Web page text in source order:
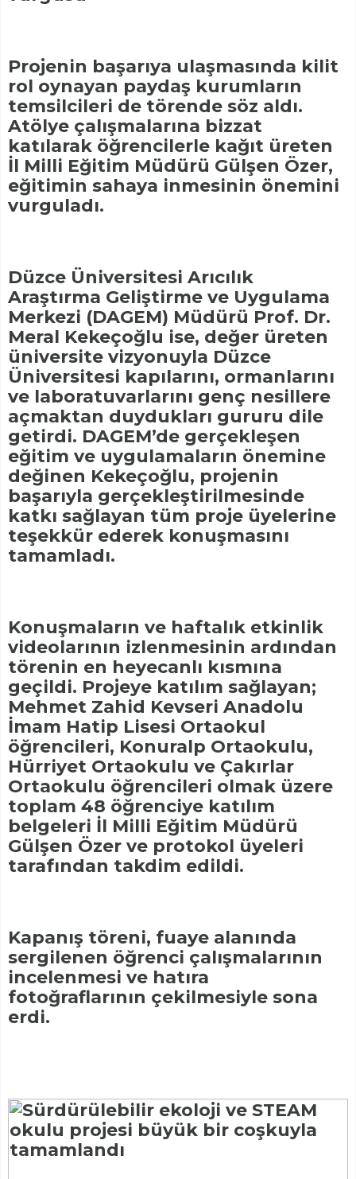
Projenin başarıya ulaşmasında kilit
rol oynayan paydaş kurumların
temsilcileri de törende söz aldı.
Atölye çalışmalarına bizzat
katılarak öğrencilerle kağıt üreten
İl Milli Eğitim Müdürü Gülşen Özer,
eğitimin sahaya inmesinin önemini
vurguladı.
Düzce Üniversitesi Arıcılık
Araştırma Geliştirme ve Uygulama
Merkezi (DAGEM) Müdürü Prof. Dr.
Meral Kekeçoğlu ise, değer üreten
üniversite vizyonuyla Düzce
Üniversitesi kapılarını, ormanlarını
ve laboratuvarlarını genç nesillere
açmaktan duydukları gururu dile
getirdi. DAGEM’de gerçekleşen
eğitim ve uygulamaların önemine
değinen Kekeçoğlu, projenin
başarıyla gerçekleştirilmesinde
katkı sağlayan tüm proje üyelerine
teşekkür ederek konuşmasını
tamamladı.
Konuşmaların ve haftalık etkinlik
videolarının izlenmesinin ardından
törenin en heyecanlı kısmına
geçildi. Projeye katılım sağlayan;
Mehmet Zahid Kevseri Anadolu
İmam Hatip Lisesi Ortaokul
öğrencileri, Konuralp Ortaokulu,
Hürriyet Ortaokulu ve Çakırlar
Ortaokulu öğrencileri olmak üzere
toplam 48 öğrenciye katılım
belgeleri İl Milli Eğitim Müdürü
Gülşen Özer ve protokol üyeleri
tarafından takdim edildi.
Kapanış töreni, fuaye alanında
sergilenen öğrenci çalışmalarının
incelenmesi ve hatıra
fotoğraflarının çekilmesiyle sona
erdi.